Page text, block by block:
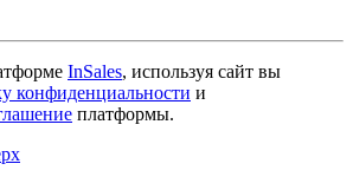
InSales, используя сайт вы
конфиденциальности и
платформы.